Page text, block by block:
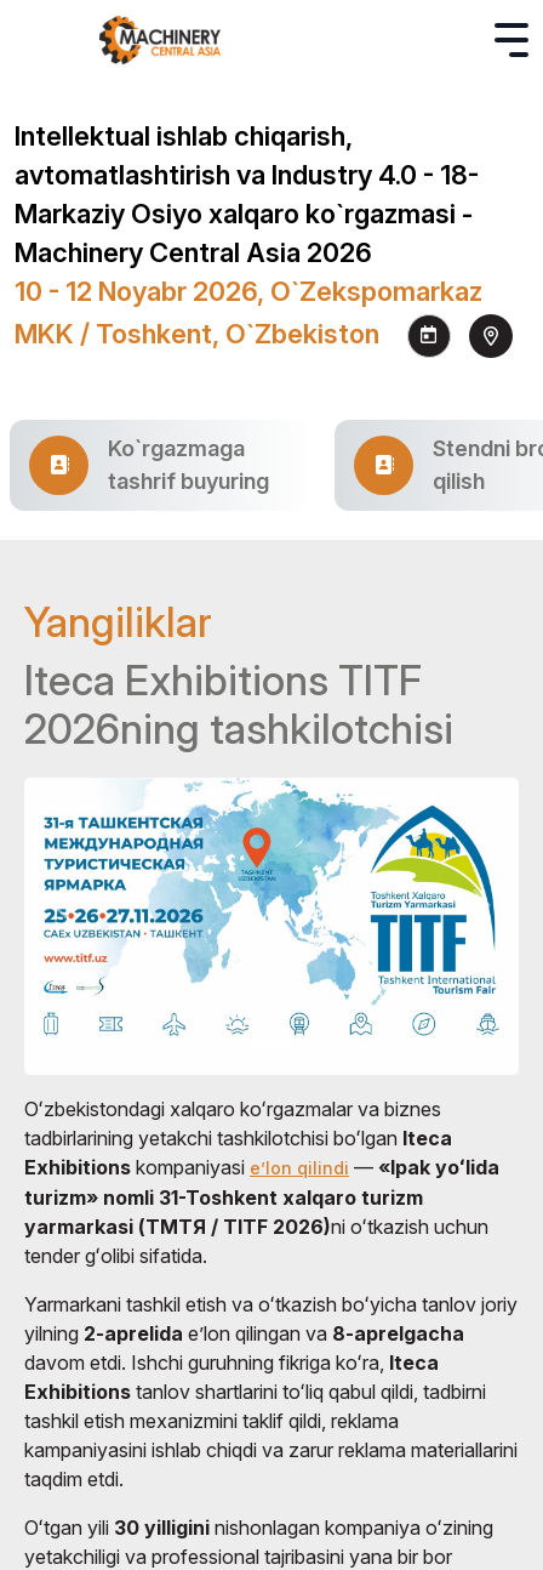
Intellektual ishlab chiqarish,
avtomatlashtirish va Industry 4.0 - 18-
Markaziy Osiyo xalqaro ko`rgazmasi -
Machinery Central Asia 2026
10 - 12 Noyabr 2026, O`zekspomarkaz
MKK / Toshkent, O`zbekiston
Ko`rgazmaga
tashrif buyuring
Stendni
qilish
Yangiliklar
Iteca Exhibitions TITF
2026ning tashkilotchisi
Oʻzbekistondagi xalqaro koʻrgazmalar va biznes
tadbirlarining yetakchi tashkilotchisi boʻlgan Iteca
Exhibitions kompaniyasi eʼlon qilindi — «Ipak yoʻlida
turizm» nomli 31-Toshkent xalqaro turizm
yarmarkasi (ТМТЯ / TITF 2026)ni oʻtkazish uchun
tender gʻolibi sifatida.
Yarmarkani tashkil etish va oʻtkazish boʻyicha tanlov joriy
yilning 2-aprelida eʼlon qilingan va 8-aprelgacha
davom etdi. Ishchi guruhning fikriga koʻra, Iteca
Exhibitions tanlov shartlarini toʻliq qabul qildi, tadbirni
tashkil etish mexanizmini taklif qildi, reklama
kampaniyasini ishlab chiqdi va zarur reklama materiallarini
taqdim etdi.
Oʻtgan yili 30 yilligini nishonlagan kompaniya oʻzining
yetakchiligi va professional tajribasini yana bir bor